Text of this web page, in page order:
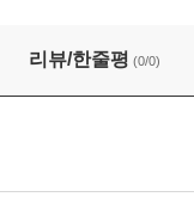
이올린 소나타 5번 '
리뷰/한줄평 (0/0)